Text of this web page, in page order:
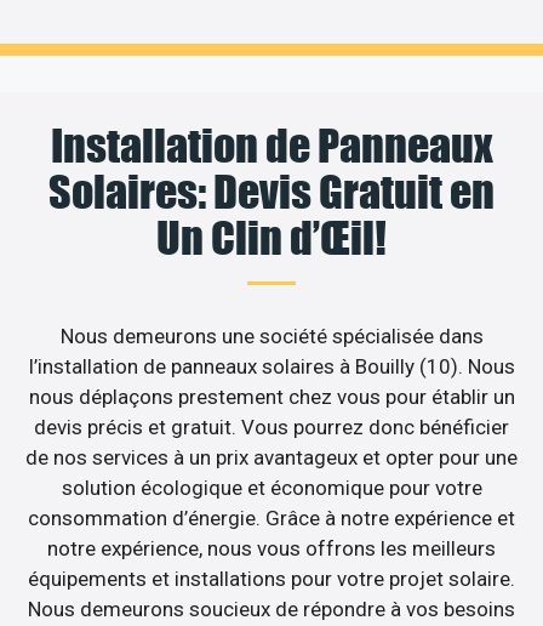
Installation de Panneaux
Solaires: Devis Gratuit en
Un Clin d’Œil!
Nous demeurons une société spécialisée dans
l’installation de panneaux solaires à Bouilly (10). Nous
nous déplaçons prestement chez vous pour établir un
devis précis et gratuit. Vous pourrez donc bénéficier
de nos services à un prix avantageux et opter pour une
solution écologique et économique pour votre
consommation d’énergie. Grâce à notre expérience et
notre expérience, nous vous offrons les meilleurs
équipements et installations pour votre projet solaire.
Nous demeurons soucieux de répondre à vos besoins